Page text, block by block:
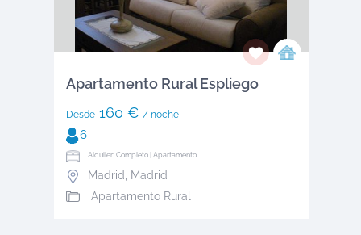
Apartamento Rural Espliego
Desde160 € / noche
6
Alquiler: Completo | Apartamento
Madrid, Madrid
Apartamento Rural